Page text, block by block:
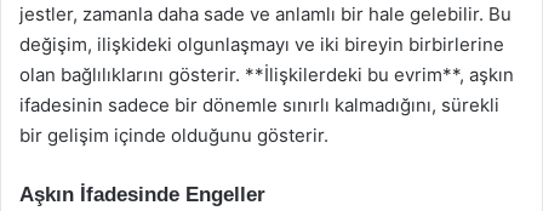
jestler, zamanla daha sade ve anlamlı bir hale gelebilir. Bu
değişim, ilişkideki olgunlaşmayı ve iki bireyin birbirlerine
olan bağlılıklarını gösterir. **İlişkilerdeki bu evrim**, aşkın
ifadesinin sadece bir dönemle sınırlı kalmadığını, sürekli
bir gelişim içinde olduğunu gösterir.
Aşkın İfadesinde Engeller